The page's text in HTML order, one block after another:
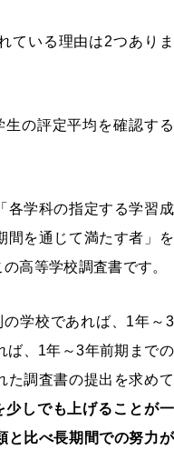
ている理由は2つありま
の評定平均を確認する
各学科の指定する学習成
間を通じて満たす者」を
高等学校調査書です。
学校であれば、1年～3
ば、1年～3年前期までの
た調査書の提出を求めて
少しでも上げることが一
と比べ長期間での努力が